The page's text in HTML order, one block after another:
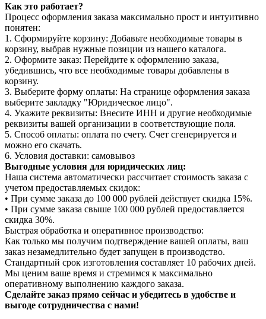
Как это работает?
Процесс оформления заказа максимально прост и интуитивно
понятен:
1. Сформируйте корзину: Добавьте необходимые товары в
корзину, выбрав нужные позиции из нашего каталога.
2. Оформите заказ: Перейдите к оформлению заказа,
убедившись, что все необходимые товары добавлены в
корзину.
3. Выберите форму оплаты: На странице оформления заказа
выберите закладку "Юридическое лицо".
4. Укажите реквизиты: Внесите ИНН и другие необходимые
реквизиты вашей организации в соответствующие поля.
5. Способ оплаты: оплата по счету. Счет сгенерируется и
можно его скачать.
6. Условия доставки: самовывоз
Выгодные условия для юридических лиц:
Наша система автоматически рассчитает стоимость заказа с
учетом предоставляемых скидок:
• При сумме заказа до 100 000 рублей действует скидка 15%.
• При сумме заказа свыше 100 000 рублей предоставляется
скидка 30%.
Быстрая обработка и оперативное производство:
Как только мы получим подтверждение вашей оплаты, ваш
заказ незамедлительно будет запущен в производство.
Стандартный срок изготовления составляет 10 рабочих дней.
Мы ценим ваше время и стремимся к максимально
оперативному выполнению каждого заказа.
Сделайте заказ прямо сейчас и убедитесь в удобстве и
выгоде сотрудничества с нами!